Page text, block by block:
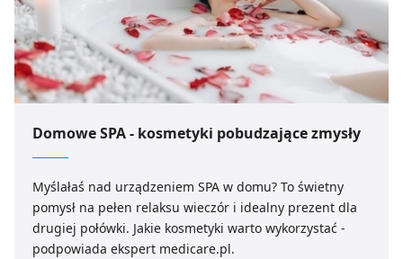
Domowe SPA - kosmetyki pobudzające zmysły
Myślałaś nad urządzeniem SPA w domu? To świetny
pomysł na pełen relaksu wieczór i idealny prezent dla
drugiej połówki. Jakie kosmetyki warto wykorzystać -
podpowiada ekspert medicare.pl.